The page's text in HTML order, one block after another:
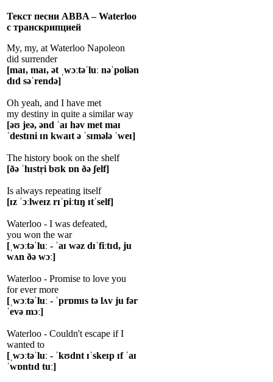
Текст песни ABBA – Waterloo
с транскрипцией
My, my, at Waterloo Napoleon
did surrender
[maɪ, maɪ, ət ˌwɔːtəˈluː nəˈpoliən
dɪd səˈrendə]
Oh yeah, and I have met
my destiny in quite a similar way
[əʊ jeə, ənd ˈaɪ həv met maɪ
ˈdestɪni ɪn kwaɪt ə ˈsɪmələ ˈweɪ]
The history book on the shelf
[ðə ˈhɪstr̩i bʊk ɒn ðə ʃelf]
Is always repeating itself
[ɪz ˈɔːlweɪz rɪˈpiːtɪŋ ɪtˈself]
Waterloo - I was defeated,
you won the war
[ˌwɔːtəˈluː - ˈaɪ wəz dɪˈfiːtɪd, ju
wʌn ðə wɔː]
Waterloo - Promise to love you
for ever more
[ˌwɔːtəˈluː - ˈprɒmɪs tə lʌv ju fər
ˈevə mɔː]
Waterloo - Couldn't escape if I
wanted to
[ˌwɔːtəˈluː - ˈkʊdnt ɪˈskeɪp ɪf ˈaɪ
ˈwɒntɪd tuː]